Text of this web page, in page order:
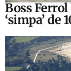
Boss
‘simpa’ de